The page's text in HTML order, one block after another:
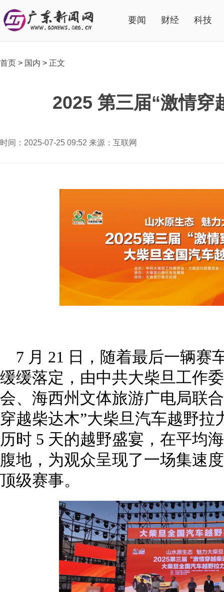
要闻 财经 科技
首页 > 国内 > 正文
2025 第三届“激情穿
时间：2025-07-25 09:52 来源：互联网
7 月 21 日，随着最后一辆赛
缓缓落定，由中共大柴旦工作
会、海西州文体旅游广电局联
穿越柴达木”大柴旦汽车越野拉
历时 5 天的越野盛宴，在平均
腹地，为观众呈现了一场集速
顶级赛事。